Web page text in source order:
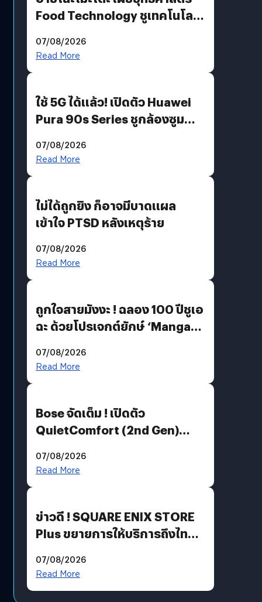
Food Technology ชูเทคโนโลยี
บริโภคและ B2B
07/08/2026
Read More
ใช้ 5G ได้แล้ว! เปิดตัว Huawei
Pura 90s Series ชูกล้องซูม
07/08/2026
Read More
ไม่ได้ถูกยิง ก็อาจมีบาดแผล
เข้าใจ PTSD หลังเหตุร้าย
07/08/2026
Read More
ถูกใจสายมังงะ ! ฉลอง 100 ปีชูเอ
ฉะ ด้วยโปรเจกต์ยักษ์ ‘Manga
มีภาษาไทยด้วย
07/08/2026
Read More
Bose จัดเต็ม ! เปิดตัว
QuietComfort (2nd Gen)
07/08/2026
Read More
ข่าวดี ! SQUARE ENIX STORE
Plus ขยายการให้บริการถึงไทย
โดยตรง
07/08/2026
Read More